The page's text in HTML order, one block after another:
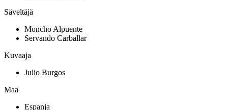
Säveltäjä
Moncho Alpuente
Servando Carballar
Kuvaaja
Julio Burgos
Maa
Espanja